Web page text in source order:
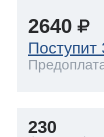
2640
Поступит
230